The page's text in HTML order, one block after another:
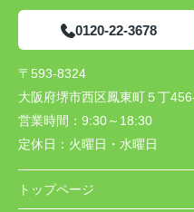
0120-22-3678
〒593-8324
大阪府堺市西区鳳東町５丁
営業時間： 9:30～18:30
定休日： 火曜日・水曜日
トップページ